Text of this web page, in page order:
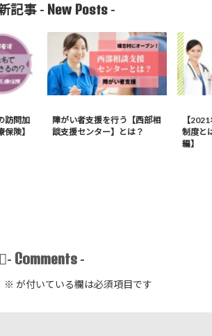
記事 - New Posts -
訪問加
険】
障がい者支援を行う【西部相
談支援センター】とは？
【
制度と
編】
- Comments -
※ が付いている欄は必須項目です